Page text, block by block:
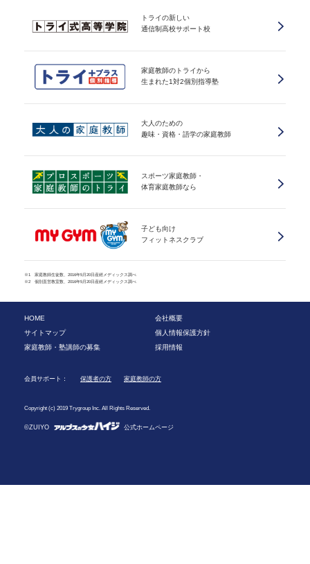
トライの新しい
通信制高校サポート校
家庭教師のトライから
生まれた1対2個別指導塾
大人のための
趣味・資格・語学の家庭教師
スポーツ家庭教師・
体育家庭教師なら
子ども向け
フィットネスクラブ
※1 家庭教師生徒数、2016年5月20日産經メディックス調べ
※2 個別直営教室数、2016年5月20日産經メディックス調べ
HOME
会社概要
サイトマップ
個人情報保護方針
家庭教師・塾講師の募集
採用情報
会員サポート： 保護者の方 家庭教師の方
Copyright (c) 2019 Trygroup Inc. All Rights Reserved.
©ZUIYO 公式ホームページ